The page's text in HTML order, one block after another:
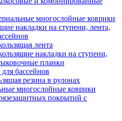
многослойные коврики
накладки на ступени, лента,
лента
накладки на ступени,
планки
бассейнов
резина в рулонах
многослойные коврики
покрытий с